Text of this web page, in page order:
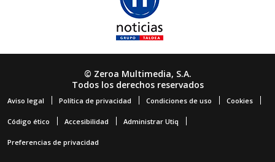
© Zeroa Multimedia, S.A.
Todos los derechos reservados
Aviso legal Política de privacidad Condiciones de uso Cookies
Código ético Accesibilidad Administrar Utiq
Preferencias de privacidad